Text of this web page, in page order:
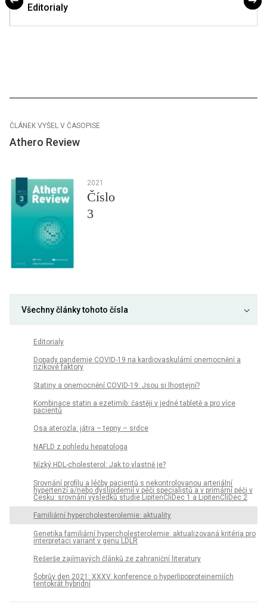
Editorialy
ČLÁNEK VYŠEL V ČASOPISE
Athero Review
2021
Číslo
3
Všechny články tohoto čísla
Editorialy
Dopady pandemie COVID-19 na kardiovaskulární onemocnění a
rizikové faktory
Statiny a onemocnění COVID-19: Jsou si lhostejní?
Kombinace statin a ezetimib: častěji v jedné tabletě a pro více
pacientů
Osa aterozla: játra – tepny – srdce
NAFLD z pohledu hepatologa
Nízký HDL-cholesterol: Jak to vlastně je?
Srovnání profilu a léčby pacientů s nekontrolovanou arteriální
hypertenzí a/nebo dyslipidemií v péči specialistů a v primární péči v
Česku: srovnání výsledků studie LipitenCliDec 1 a LipitenCliDec 2
Familiární hypercholesterolemie: aktuality
Genetika familiární hypercholesterolemie: aktualizovaná kritéria pro
interpretaci variant v genu LDLR
Rešerše zajímavých článků ze zahraniční literatury
Šobrův den 2021: XXXV. konference o hyperlipoproteinemiích
tentokrát hybridní